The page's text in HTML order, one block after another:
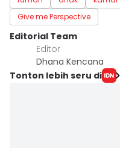
Give me Perspective
Editorial Team
Editor
Dhana Kencana
Tonton lebih seru di